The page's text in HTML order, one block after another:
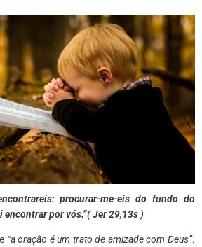
procurar-me-eis do fundo do
encontrar por vós.”( Jer 29,13s )
“a oração é um trato de amizade com Deus”.